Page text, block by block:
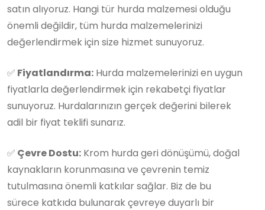
satın alıyoruz. Hangi tür hurda malzemesi olduğu
önemli değildir, tüm hurda malzemelerinizi
değerlendirmek için size hizmet sunuyoruz.
✅ Fiyatlandırma: Hurda malzemelerinizi en uygun
fiyatlarla değerlendirmek için rekabetçi fiyatlar
sunuyoruz. Hurdalarınızın gerçek değerini bilerek
adil bir fiyat teklifi sunarız.
✅ Çevre Dostu: Krom hurda geri dönüşümü, doğal
kaynakların korunmasına ve çevrenin temiz
tutulmasına önemli katkılar sağlar. Biz de bu
sürece katkıda bulunarak çevreye duyarlı bir